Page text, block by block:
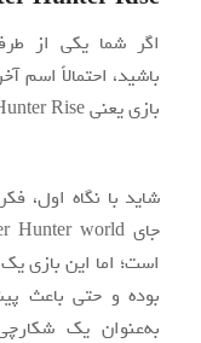
باشید، احتمالاً
بازی یعنی Monster Hunter Rise را شنیده‌اید.
شاید با نگاه اول،
بوده و حتی باعث
به‌عنوان یک